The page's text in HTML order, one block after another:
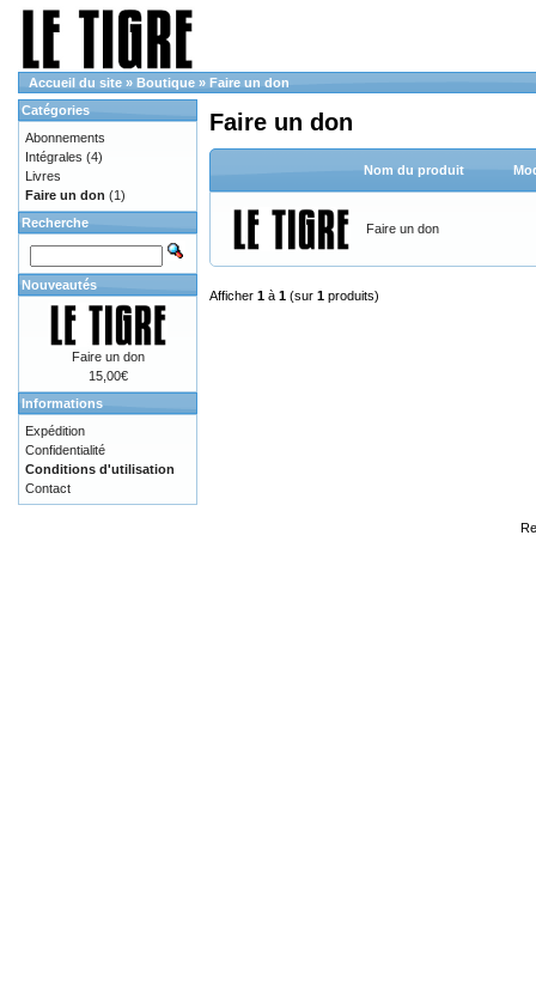
Accueil du site » Boutique » Faire un don
Faire un don
Nom du produit
Faire un don
Afficher 1 à 1 (sur 1 produits)
Catégories
Abonnements
Intégrales (4)
Livres
Faire un don (1)
Recherche
Nouveautés
Faire un don
15,00€
Informations
Expédition
Confidentialité
Conditions d'utilisation
Contact